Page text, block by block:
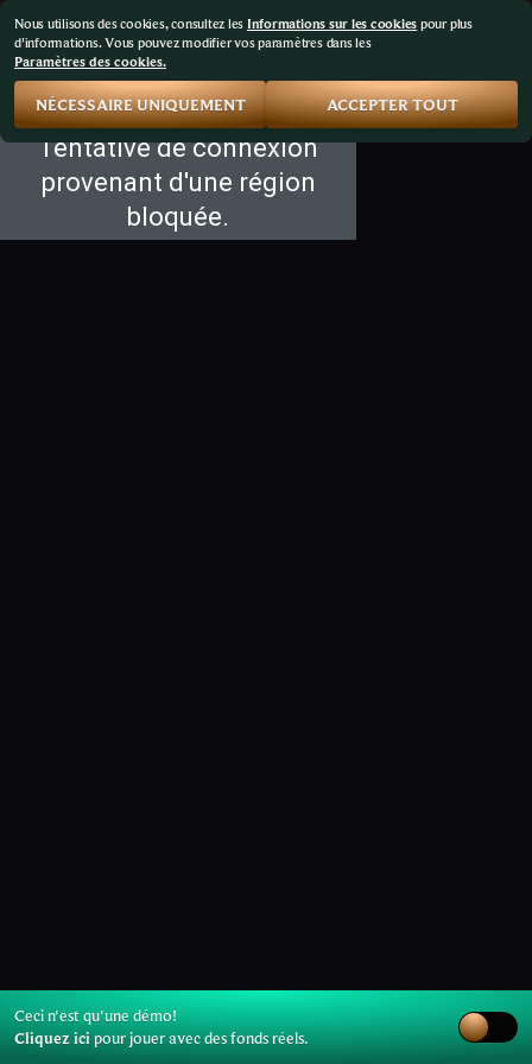
Ceci n'est qu'une démo!
Cliquez ici pour jouer avec des fonds réels.
Nous utilisons des cookies, consultez les Informations sur les cookies pour plus
d'informations. Vous pouvez modifier vos paramètres dans les
Paramètres des cookies.
NÉCESSAIRE UNIQUEMENT ACCEPTER TOUT